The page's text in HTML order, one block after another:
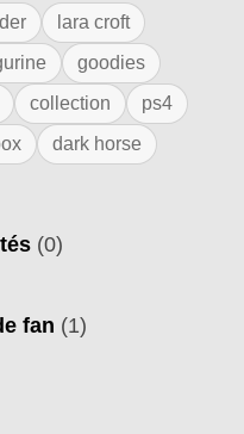
lara croft
goodies
collection
ps4
dark horse
(0)
fan (1)